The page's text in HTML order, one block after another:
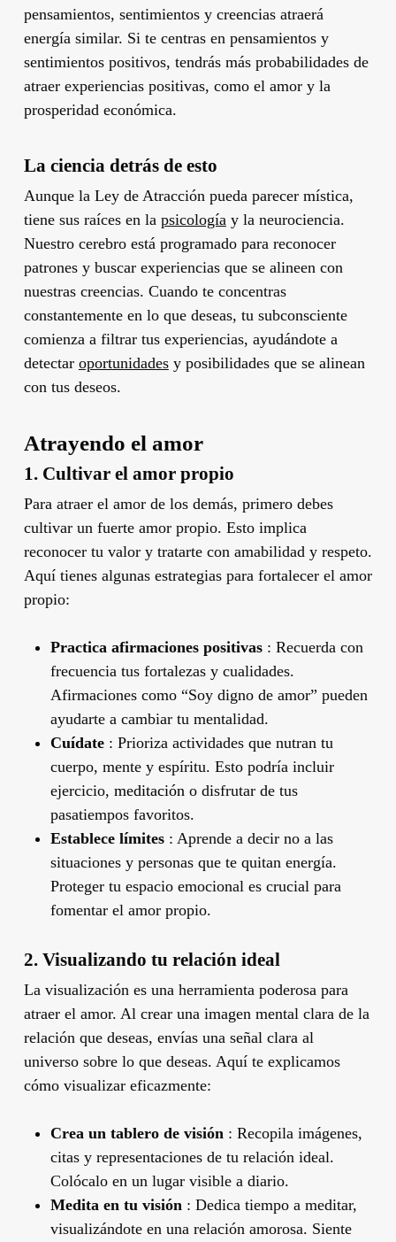
pensamientos, sentimientos y creencias atraerá
energía similar. Si te centras en pensamientos y
sentimientos positivos, tendrás más probabilidades de
atraer experiencias positivas, como el amor y la
prosperidad económica.
La ciencia detrás de esto
Aunque la Ley de Atracción pueda parecer mística,
tiene sus raíces en la psicología y la neurociencia.
Nuestro cerebro está programado para reconocer
patrones y buscar experiencias que se alineen con
nuestras creencias. Cuando te concentras
constantemente en lo que deseas, tu subconsciente
comienza a filtrar tus experiencias, ayudándote a
detectar oportunidadesy posibilidades que se alinean
con tus deseos.
Atrayendo el amor
1. Cultivar el amor propio
Para atraer el amor de los demás, primero debes
cultivar un fuerte amor propio. Esto implica
reconocer tu valor y tratarte con amabilidad y respeto.
Aquí tienes algunas estrategias para fortalecer el amor
propio:
Practica afirmaciones positivas: Recuerda con
frecuencia tus fortalezas y cualidades.
Afirmaciones como “Soy digno de amor” pueden
ayudarte a cambiar tu mentalidad.
Cuídate: Prioriza actividades que nutran tu
cuerpo, mente y espíritu. Esto podría incluir
ejercicio, meditación o disfrutar de tus
pasatiempos favoritos.
Establece límites: Aprende a decir no a las
situaciones y personas que te quitan energía.
Proteger tu espacio emocional es crucial para
fomentar el amor propio.
2. Visualizando tu relación ideal
La visualización es una herramienta poderosa para
atraer el amor. Al crear una imagen mental clara de la
relación que deseas, envías una señal clara al
universo sobre lo que deseas. Aquí te explicamos
cómo visualizar eficazmente:
Crea un tablero de visión : Recopila imágenes,
citas y representaciones de tu relación ideal.
Colócalo en un lugar visible a diario.
Medita en tu visión : Dedica tiempo a meditar,
visualizándote en una relación amorosa. Siente